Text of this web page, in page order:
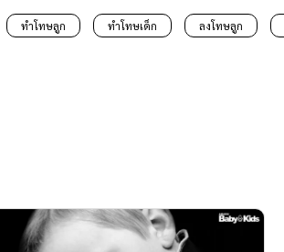
ทำโทษลูก ทำโทษเด็ก ลงโทษลูก